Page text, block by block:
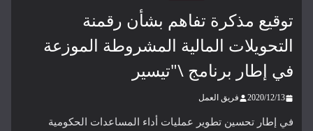
توقيع مذكرة تفاهم بشأن رقمنة
التحويلات المالية المشروطة الموزعة
في إطار برنامج \"تيسير
2020/12/13 فريق العمل
في إطار تحسين تطوير عمليات أداء المساعدات الحكومية